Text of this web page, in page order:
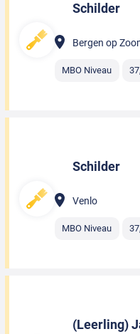
Schilder
Bergen op
MBO Niveau
Schilder
Venlo
MBO Niveau
(Leerling)